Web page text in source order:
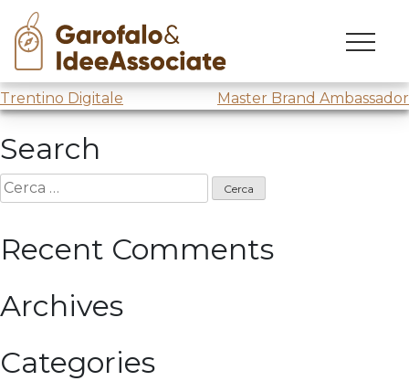
Skip
content
Giornalisti Otranto
Speaker alFestivalGiornalisti del Mediterraneo
Navigazione
articoli
Trentino Digitale Master Brand Ambassador
Search
Ricerca
per:
Recent Comments
Archives
Categories